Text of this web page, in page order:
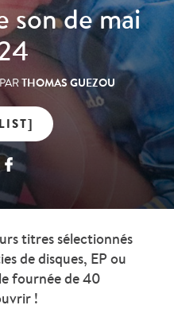
son de mai
PARTHOMAS GUEZOU
titres sélectionnés
de disques, EP ou
fournée de 40
!